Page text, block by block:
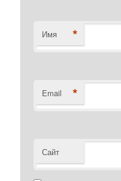
Имя *
Email *
Сайт